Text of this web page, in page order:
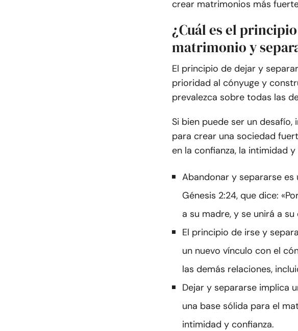
crear matrimonios más
¿Cuál es el
matrimonio y
El principio de dejar y
prioridad al cónyuge y
prevalezca sobre todas las
Si bien puede ser un
para crear una sociedad
en la confianza, la intimidad
Abandonar y separarse
Génesis 2:24, que dice:
a su madre, y se unirá a
El principio de irse y
un nuevo vínculo con el
las demás relaciones,
Dejar y separarse implica
una base sólida para el
intimidad y confianza.